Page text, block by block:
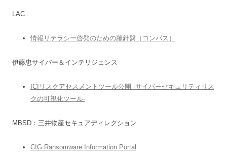
LAC
情報リテラシー啓発のための羅針盤（コンパス）
伊藤忠サイバー＆インテリジェンス
ICIリスクアセスメントツール公開 -サイバーセキュリティリス
クの可視化ツール-
MBSD：三井物産セキュアディレクション
CIG Ransomware Information Portal